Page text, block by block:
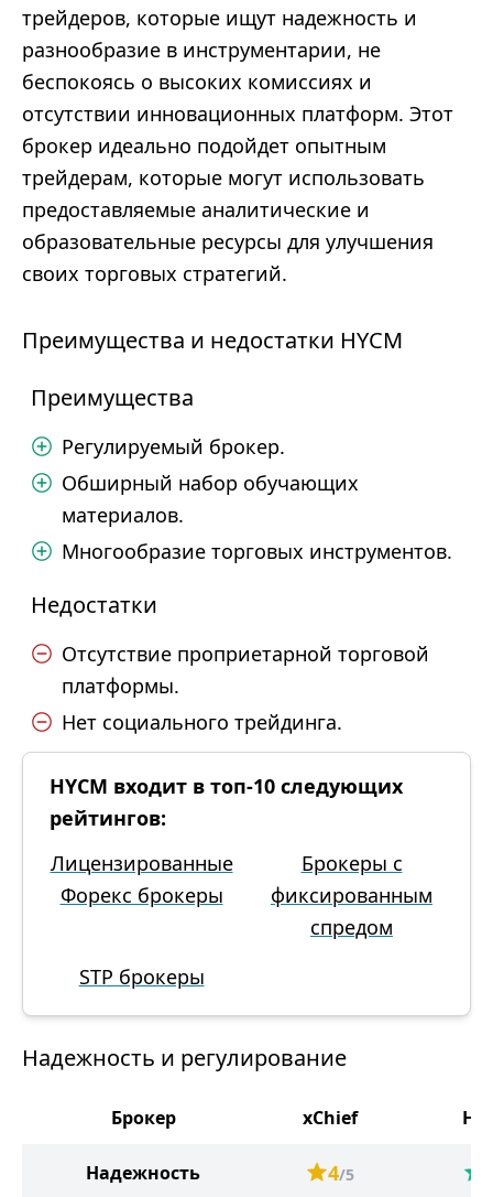
трейдеров, которые ищут надежность и
разнообразие в инструментарии, не
беспокоясь о высоких комиссиях и
отсутствии инновационных платформ. Этот
брокер идеально подойдет опытным
трейдерам, которые могут использовать
предоставляемые аналитические и
образовательные ресурсы для улучшения
своих торговых стратегий.
Преимущества и недостатки HYCM
Преимущества
Регулируемый брокер.
Обширный набор обучающих
материалов.
Многообразие торговых инструментов.
Недостатки
Отсутствие проприетарной торговой
платформы.
Нет социального трейдинга.
HYCM входит в топ-10 следующих
рейтингов:
Лицензированные
Форекс брокеры
Брокеры с
фиксированным
спредом
STP брокеры
Надежность и регулирование
Брокер xChief
Надежность 4/5